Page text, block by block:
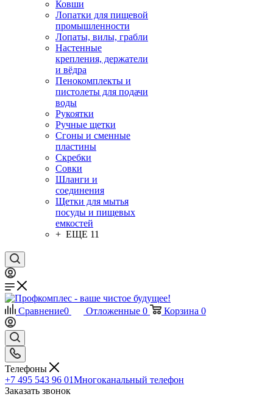
Ковши
Лопатки для пищевой
промышленности
Лопаты, вилы, грабли
Настенные
крепления, держатели
и вёдра
Пенокомплекты и
пистолеты для подачи
воды
Рукоятки
Ручные щетки
Сгоны и сменные
пластины
Скребки
Совки
Шланги и
соединения
Щетки для мытья
посуды и пищевых
емкостей
+ ЕЩЕ 11
Сравнение0 Отложенные 0 Корзина 0
Телефоны
+7 495 543 96 01Многоканальный телефон
Заказать звонок